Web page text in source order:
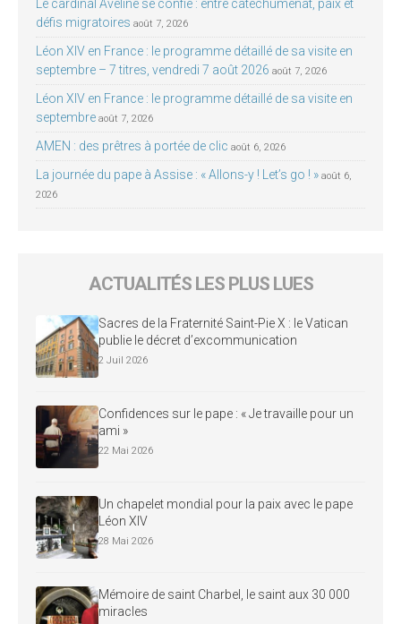
Le cardinal Aveline se confie : entre catéchuménat, paix et
défis migratoires août 7, 2026
Léon XIV en France : le programme détaillé de sa visite en
septembre – 7 titres, vendredi 7 août 2026 août 7, 2026
Léon XIV en France : le programme détaillé de sa visite en
septembre août 7, 2026
AMEN : des prêtres à portée de clic août 6, 2026
La journée du pape à Assise : « Allons-y ! Let’s go ! » août 6,
2026
ACTUALITÉS LES PLUS LUES
Sacres de la Fraternité Saint-Pie X : le Vatican
publie le décret d’excommunication
2 Juil 2026
Confidences sur le pape : « Je travaille pour un
ami »
22 Mai 2026
Un chapelet mondial pour la paix avec le pape
Léon XIV
28 Mai 2026
Mémoire de saint Charbel, le saint aux 30 000
miracles